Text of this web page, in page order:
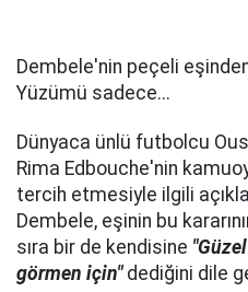
Dembele'nin peçeli
Yüzümü sadece...
Dünyaca ünlü futbolcu
Rima Edbouche'nin
tercih etmesiyle ilgili
Dembele, eşinin bu
sıra bir de kendisine
görmen için"dediğini dile